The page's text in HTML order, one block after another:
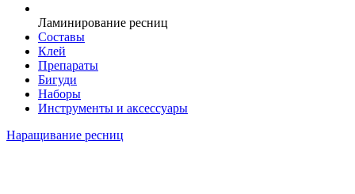
Ламинирование ресниц
Составы
Клей
Препараты
Бигуди
Наборы
Инструменты и аксессуары
Наращивание ресниц